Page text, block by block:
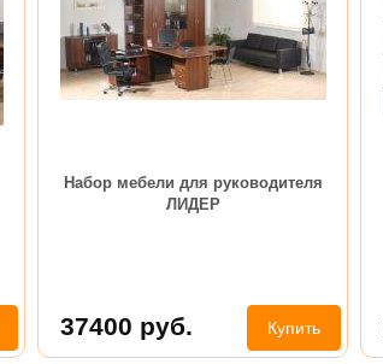
Набор мебели для руководителя
ЛИДЕР
37400 руб. Купить